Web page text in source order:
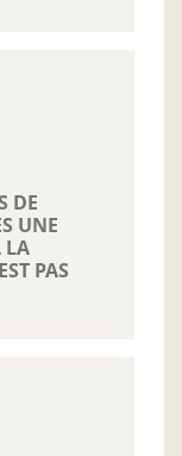
DE
UNE
LA
PAS